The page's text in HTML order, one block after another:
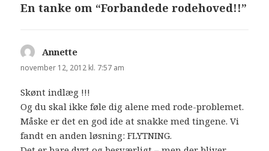
En tanke om “Forbandede rodehoved!!”
Annette
november 12, 2012 kl. 7:57 am
Skønt indlæg !!!
Og du skal ikke føle dig alene med rode-problemet.
Måske er det en god ide at snakke med tingene. Vi
fandt en anden løsning: FLYTNING.